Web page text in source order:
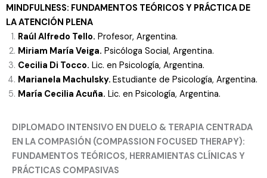
MINDFULNESS: FUNDAMENTOS TEÓRICOS Y PRÁCTICA DE
LA ATENCIÓN PLENA
Raúl Alfredo Tello. Profesor, Argentina.
Miriam María Veiga. Psicóloga Social, Argentina.
Cecilia Di Tocco. Lic. en Psicología, Argentina.
Marianela Machulsky. Estudiante de Psicología, Argentina.
María Cecilia Acuña. Lic. en Psicología, Argentina.
DIPLOMADO INTENSIVO EN DUELO & TERAPIA CENTRADA
EN LA COMPASIÓN (COMPASSION FOCUSED THERAPY):
FUNDAMENTOS TEÓRICOS, HERRAMIENTAS CLÍNICAS Y
PRÁCTICAS COMPASIVAS